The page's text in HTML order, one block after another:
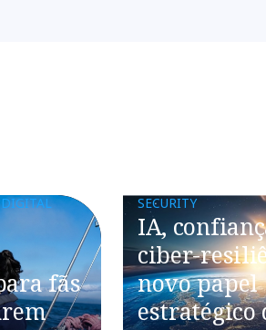
fãs
SECURITY
IA,
ciber-
novo papel
estratégico